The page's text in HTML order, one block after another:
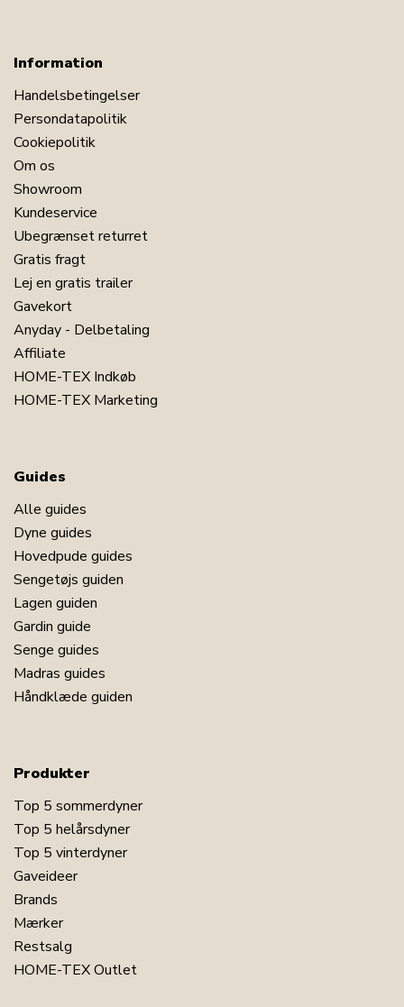
Information
Handelsbetingelser
Persondatapolitik
Cookiepolitik
Om os
Showroom
Kundeservice
Ubegrænset returret
Gratis fragt
Lej en gratis trailer
Gavekort
Anyday - Delbetaling
Affiliate
HOME-TEX Indkøb
HOME-TEX Marketing
Guides
Alle guides
Dyne guides
Hovedpude guides
Sengetøjs guiden
Lagen guiden
Gardin guide
Senge guides
Madras guides
Håndklæde guiden
Produkter
Top 5 sommerdyner
Top 5 helårsdyner
Top 5 vinterdyner
Gaveideer
Brands
Mærker
Restsalg
HOME-TEX Outlet